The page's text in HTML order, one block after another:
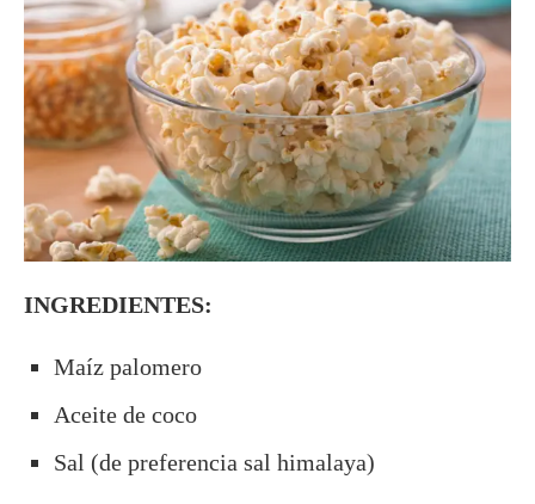
INGREDIENTES:
Maíz palomero
Aceite de coco
Sal (de preferencia sal himalaya)